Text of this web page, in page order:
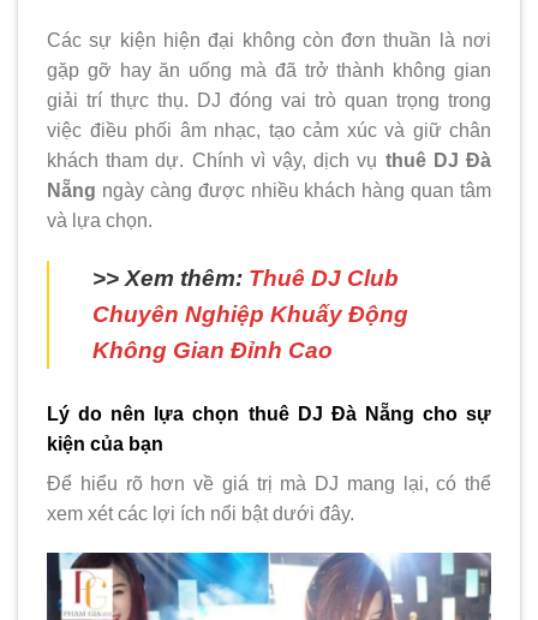
Các sự kiện hiện đại không còn đơn thuần là nơi
gặp gỡ hay ăn uống mà đã trở thành không gian
giải trí thực thụ. DJ đóng vai trò quan trọng trong
việc điều phối âm nhạc, tạo cảm xúc và giữ chân
khách tham dự. Chính vì vậy, dịch vụ thuê DJ Đà
Nẵng ngày càng được nhiều khách hàng quan tâm
và lựa chọn.
>> Xem thêm: Thuê DJ Club
Chuyên Nghiệp Khuấy Động
Không Gian Đỉnh Cao
Lý do nên lựa chọn thuê DJ Đà Nẵng cho sự
kiện của bạn
Để hiểu rõ hơn về giá trị mà DJ mang lại, có thể
xem xét các lợi ích nổi bật dưới đây.